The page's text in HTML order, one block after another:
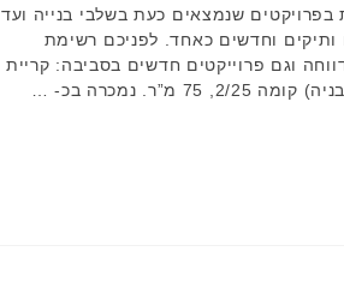
בפרויקטים שנמצאים כעת בשלבי בנייה ועד
ותיקים וחדשים כאחד. לפניכם רשימת
וגם פרוייקטים חדשים בסביבה: קריית